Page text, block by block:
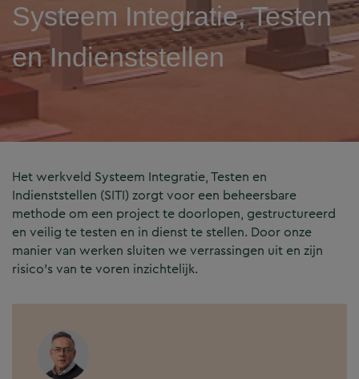
Systeem Integratie, Testen
en Indienststellen
Het werkveld Systeem Integratie, Testen en
Indienststellen (SITI) zorgt voor een beheersbare
methode om een project te doorlopen, gestructureerd
en veilig te testen en in dienst te stellen. Door onze
manier van werken sluiten we verrassingen uit en zijn
risico’s van te voren inzichtelijk.